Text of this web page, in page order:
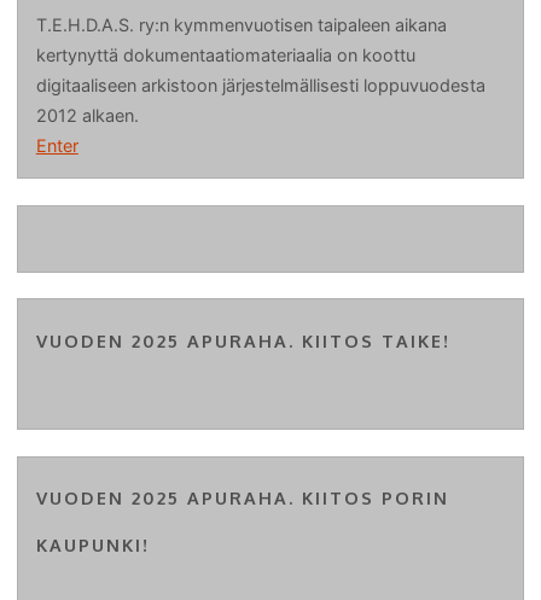
T.E.H.D.A.S. ry:n kymmenvuotisen taipaleen aikana
kertynyttä dokumentaatiomateriaalia on koottu
digitaaliseen arkistoon järjestelmällisesti loppuvuodesta
2012 alkaen.
Enter
VUODEN 2025 APURAHA. KIITOS TAIKE!
VUODEN 2025 APURAHA. KIITOS PORIN
KAUPUNKI!